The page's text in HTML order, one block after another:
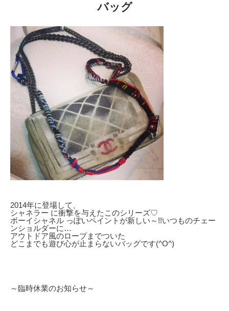
バッグ
2014年に登場して、
シャネラー に衝撃を与えたこのシリーズ♡
ボーイシャネル っぽいペイントが新しい～!!いつものチェー
ンショルダーに …
アウトドア風のロープまでついた
どこまでも遊び心が止まらないバッグです(^O^)
～臨時休業のお知らせ～